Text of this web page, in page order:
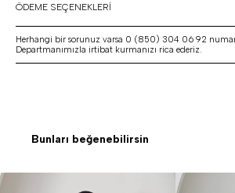
ÖDEME SEÇENEKLERİ
Herhangi bir sorunuz varsa 0 (850) 304 06 92
Departmanımızla irtibat kurmanızı rica ederiz.
Bunları beğenebilirsin